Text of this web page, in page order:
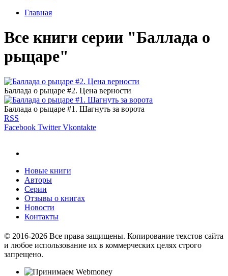
Главная
Все книги серии "Баллада о
рыцаре"
Баллада о рыцаре #2. Цена верности
Баллада о рыцаре #1. Шагнуть за ворота
RSS
Facebook Twitter Vkontakte
Новые книги
Авторы
Серии
Отзывы о книгах
Новости
Контакты
© 2016-2026 Все права защищены. Копирование текстов сайта
и любое использование их в коммерческих целях строго
запрещено.